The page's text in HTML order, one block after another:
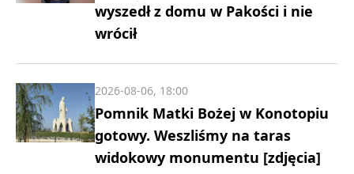
wyszedł z domu w Pakości i nie
wrócił
Pomnik Matki Bożej w Konotopiu
gotowy. Weszliśmy na taras
widokowy monumentu [zdjęcia]
2026-08-06, 18:00